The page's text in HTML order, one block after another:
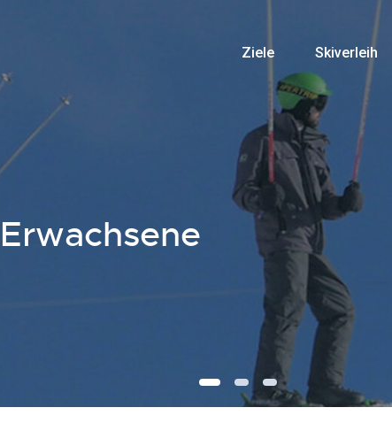
Ziele Skiverleih